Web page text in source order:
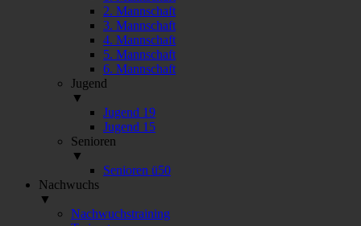
2. Mannschaft
3. Mannschaft
4. Mannschaft
5. Mannschaft
6. Mannschaft
Jugend
▼
Jugend 19
Jugend 15
Senioren
▼
Senioren ü50
Nachwuchs
▼
Nachwuchstraining